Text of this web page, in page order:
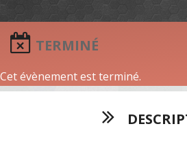
TERMINÉ
Cet évènement est terminé.